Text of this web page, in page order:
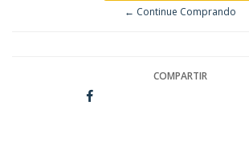
← Continue Comprando
COMPARTIR